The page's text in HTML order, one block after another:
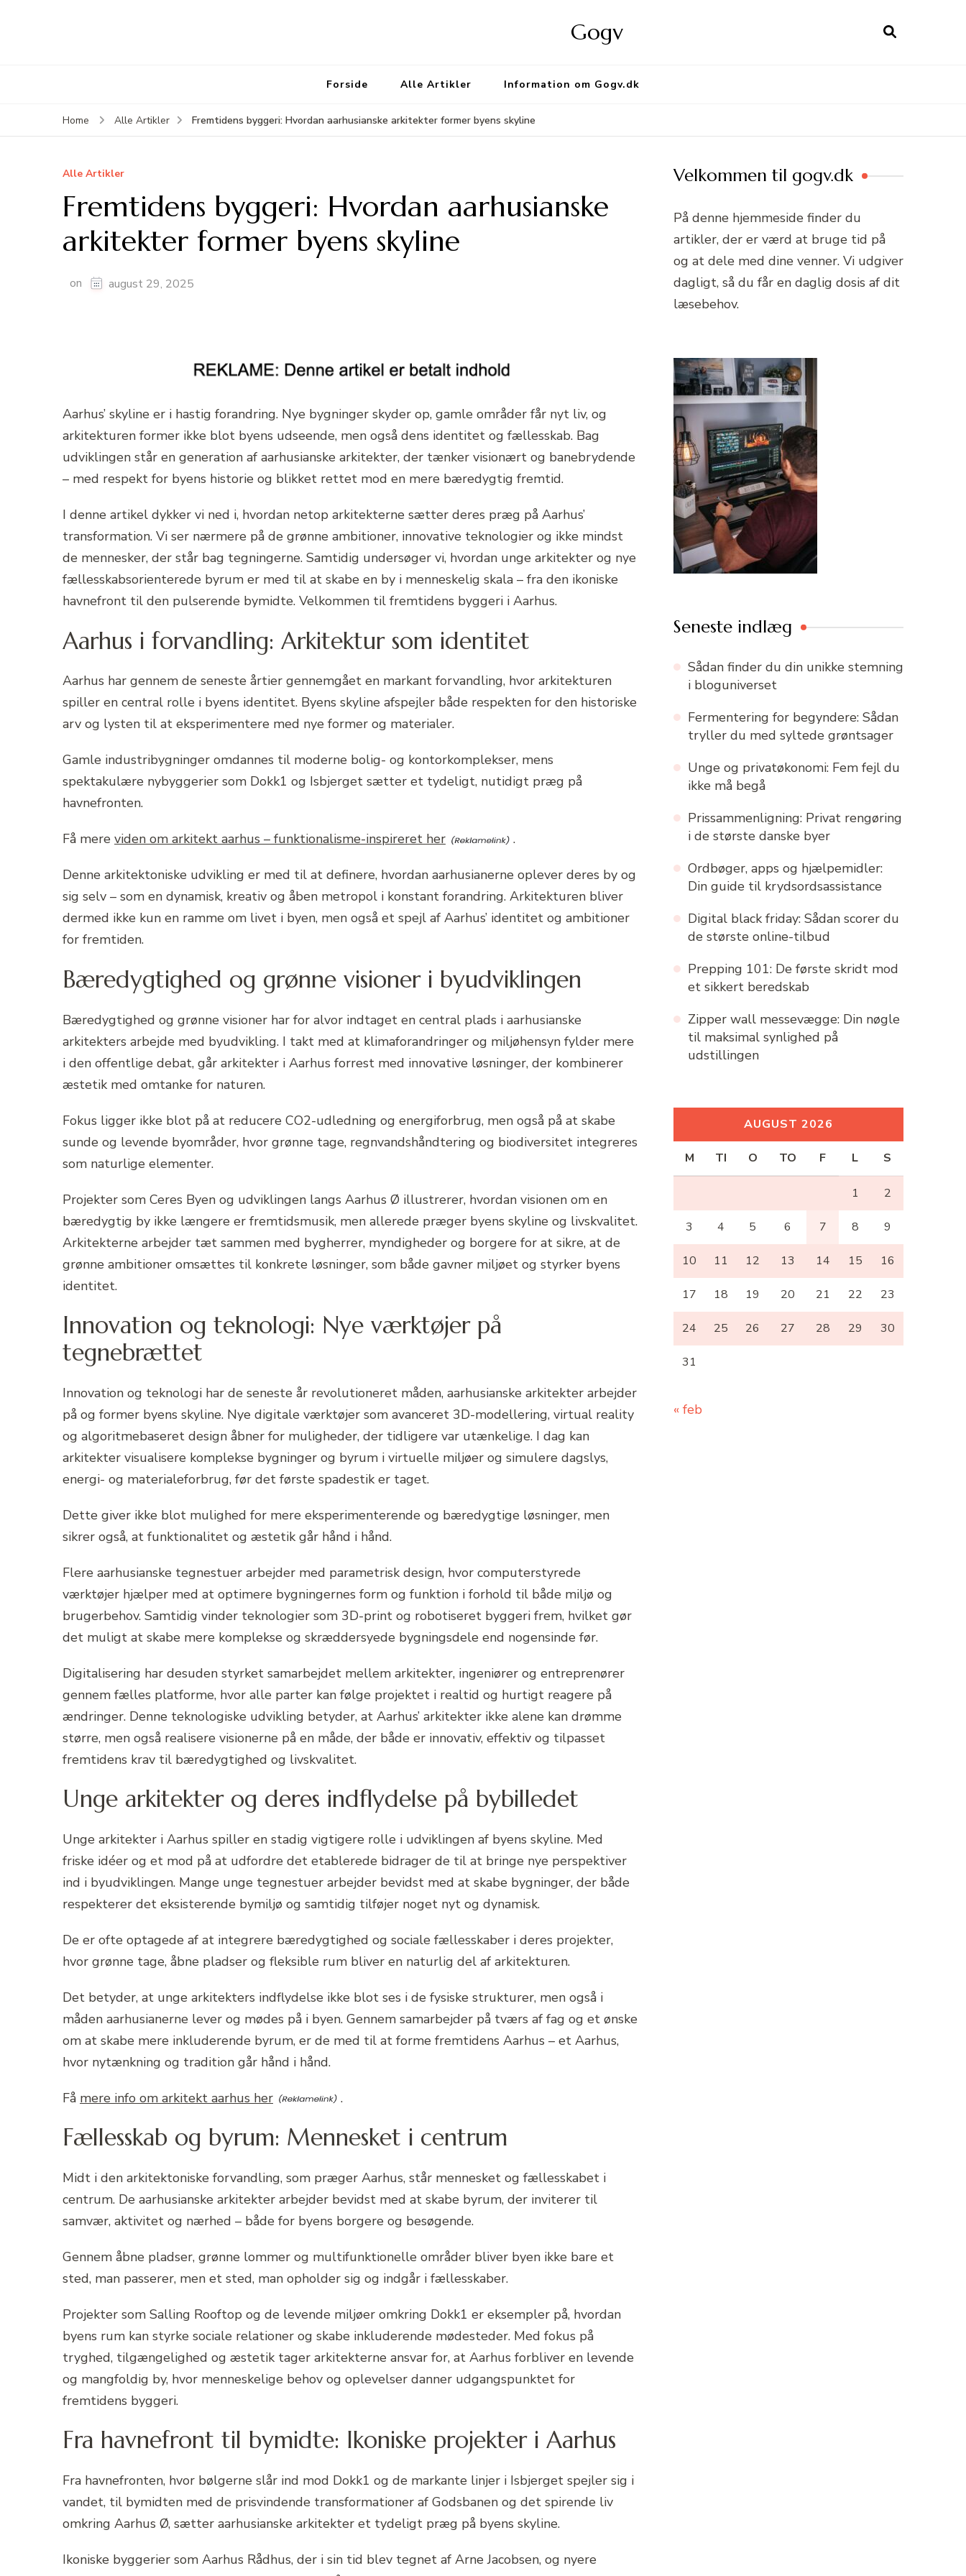
Gogv
Forside Alle Artikler Information om Gogv.dk
Home Alle Artikler Fremtidens byggeri: Hvordan aarhusianske arkitekter former byens skyline
Alle Artikler
Fremtidens byggeri: Hvordan aarhusianske
arkitekter former byens skyline
on august 29, 2025
Aarhus’ skyline er i hastig forandring. Nye bygninger skyder op, gamle områder får nyt liv, og
arkitekturen former ikke blot byens udseende, men også dens identitet og fællesskab. Bag
udviklingen står en generation af aarhusianske arkitekter, der tænker visionært og banebrydende
– med respekt for byens historie og blikket rettet mod en mere bæredygtig fremtid.
I denne artikel dykker vi ned i, hvordan netop arkitekterne sætter deres præg på Aarhus’
transformation. Vi ser nærmere på de grønne ambitioner, innovative teknologier og ikke mindst
de mennesker, der står bag tegningerne. Samtidig undersøger vi, hvordan unge arkitekter og nye
fællesskabsorienterede byrum er med til at skabe en by i menneskelig skala – fra den ikoniske
havnefront til den pulserende bymidte. Velkommen til fremtidens byggeri i Aarhus.
Aarhus i forvandling: Arkitektur som identitet
Aarhus har gennem de seneste årtier gennemgået en markant forvandling, hvor arkitekturen
spiller en central rolle i byens identitet. Byens skyline afspejler både respekten for den historiske
arv og lysten til at eksperimentere med nye former og materialer.
Gamle industribygninger omdannes til moderne bolig- og kontorkomplekser, mens
spektakulære nybyggerier som Dokk1 og Isbjerget sætter et tydeligt, nutidigt præg på
havnefronten.
Få mere viden om arkitekt aarhus – funktionalisme-inspireret her .
Denne arkitektoniske udvikling er med til at definere, hvordan aarhusianerne oplever deres by og
sig selv – som en dynamisk, kreativ og åben metropol i konstant forandring. Arkitekturen bliver
dermed ikke kun en ramme om livet i byen, men også et spejl af Aarhus’ identitet og ambitioner
for fremtiden.
Bæredygtighed og grønne visioner i byudviklingen
Bæredygtighed og grønne visioner har for alvor indtaget en central plads i aarhusianske
arkitekters arbejde med byudvikling. I takt med at klimaforandringer og miljøhensyn fylder mere
i den offentlige debat, går arkitekter i Aarhus forrest med innovative løsninger, der kombinerer
æstetik med omtanke for naturen.
Fokus ligger ikke blot på at reducere CO2-udledning og energiforbrug, men også på at skabe
sunde og levende byområder, hvor grønne tage, regnvandshåndtering og biodiversitet integreres
som naturlige elementer.
Projekter som Ceres Byen og udviklingen langs Aarhus Ø illustrerer, hvordan visionen om en
bæredygtig by ikke længere er fremtidsmusik, men allerede præger byens skyline og livskvalitet.
Arkitekterne arbejder tæt sammen med bygherrer, myndigheder og borgere for at sikre, at de
grønne ambitioner omsættes til konkrete løsninger, som både gavner miljøet og styrker byens
identitet.
Innovation og teknologi: Nye værktøjer på
tegnebrættet
Innovation og teknologi har de seneste år revolutioneret måden, aarhusianske arkitekter arbejder
på og former byens skyline. Nye digitale værktøjer som avanceret 3D-modellering, virtual reality
og algoritmebaseret design åbner for muligheder, der tidligere var utænkelige. I dag kan
arkitekter visualisere komplekse bygninger og byrum i virtuelle miljøer og simulere dagslys,
energi- og materialeforbrug, før det første spadestik er taget.
Dette giver ikke blot mulighed for mere eksperimenterende og bæredygtige løsninger, men
sikrer også, at funktionalitet og æstetik går hånd i hånd.
Flere aarhusianske tegnestuer arbejder med parametrisk design, hvor computerstyrede
værktøjer hjælper med at optimere bygningernes form og funktion i forhold til både miljø og
brugerbehov. Samtidig vinder teknologier som 3D-print og robotiseret byggeri frem, hvilket gør
det muligt at skabe mere komplekse og skræddersyede bygningsdele end nogensinde før.
Digitalisering har desuden styrket samarbejdet mellem arkitekter, ingeniører og entreprenører
gennem fælles platforme, hvor alle parter kan følge projektet i realtid og hurtigt reagere på
ændringer. Denne teknologiske udvikling betyder, at Aarhus’ arkitekter ikke alene kan drømme
større, men også realisere visionerne på en måde, der både er innovativ, effektiv og tilpasset
fremtidens krav til bæredygtighed og livskvalitet.
Unge arkitekter og deres indflydelse på bybilledet
Unge arkitekter i Aarhus spiller en stadig vigtigere rolle i udviklingen af byens skyline. Med
friske idéer og et mod på at udfordre det etablerede bidrager de til at bringe nye perspektiver
ind i byudviklingen. Mange unge tegnestuer arbejder bevidst med at skabe bygninger, der både
respekterer det eksisterende bymiljø og samtidig tilføjer noget nyt og dynamisk.
De er ofte optagede af at integrere bæredygtighed og sociale fællesskaber i deres projekter,
hvor grønne tage, åbne pladser og fleksible rum bliver en naturlig del af arkitekturen.
Det betyder, at unge arkitekters indflydelse ikke blot ses i de fysiske strukturer, men også i
måden aarhusianerne lever og mødes på i byen. Gennem samarbejder på tværs af fag og et ønske
om at skabe mere inkluderende byrum, er de med til at forme fremtidens Aarhus – et Aarhus,
hvor nytænkning og tradition går hånd i hånd.
Få mere info om arkitekt aarhus her .
Fællesskab og byrum: Mennesket i centrum
Midt i den arkitektoniske forvandling, som præger Aarhus, står mennesket og fællesskabet i
centrum. De aarhusianske arkitekter arbejder bevidst med at skabe byrum, der inviterer til
samvær, aktivitet og nærhed – både for byens borgere og besøgende.
Gennem åbne pladser, grønne lommer og multifunktionelle områder bliver byen ikke bare et
sted, man passerer, men et sted, man opholder sig og indgår i fællesskaber.
Projekter som Salling Rooftop og de levende miljøer omkring Dokk1 er eksempler på, hvordan
byens rum kan styrke sociale relationer og skabe inkluderende mødesteder. Med fokus på
tryghed, tilgængelighed og æstetik tager arkitekterne ansvar for, at Aarhus forbliver en levende
og mangfoldig by, hvor menneskelige behov og oplevelser danner udgangspunktet for
fremtidens byggeri.
Fra havnefront til bymidte: Ikoniske projekter i Aarhus
Fra havnefronten, hvor bølgerne slår ind mod Dokk1 og de markante linjer i Isbjerget spejler sig i
vandet, til bymidten med de prisvindende transformationer af Godsbanen og det spirende liv
omkring Aarhus Ø, sætter aarhusianske arkitekter et tydeligt præg på byens skyline.
Ikoniske byggerier som Aarhus Rådhus, der i sin tid blev tegnet af Arne Jacobsen, og nyere
Velkommen til gogv.dk
På denne hjemmeside finder du
artikler, der er værd at bruge tid på
og at dele med dine venner. Vi udgiver
dagligt, så du får en daglig dosis af dit
læsebehov.
Seneste indlæg
Sådan finder du din unikke stemning
i bloguniverset
Fermentering for begyndere: Sådan
tryller du med syltede grøntsager
Unge og privatøkonomi: Fem fejl du
ikke må begå
Prissammenligning: Privat rengøring
i de største danske byer
Ordbøger, apps og hjælpemidler:
Din guide til krydsordsassistance
Digital black friday: Sådan scorer du
de største online-tilbud
Prepping 101: De første skridt mod
et sikkert beredskab
Zipper wall messevægge: Din nøgle
til maksimal synlighed på
udstillingen
AUGUST 2026
M TI O TO F L S
1 2
3 4 5 6 7 8 9
10 11 12 13 14 15 16
17 18 19 20 21 22 23
24 25 26 27 28 29 30
31
« feb